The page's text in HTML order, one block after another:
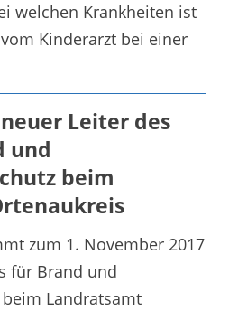
welchen Krankheiten ist
Kinderarzt bei einer
Leiter des
und
beim
zum 1. November 2017
für Brand und
Landratsamt